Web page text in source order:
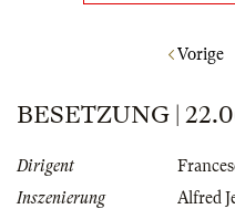
Vorige
BESETZUNG |
Dirigent
Inszenierung
Alfred